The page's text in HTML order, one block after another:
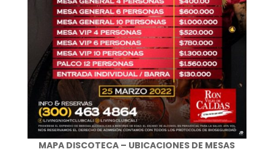
MAPA DISCOTECA – UBICACIONES DE MESAS